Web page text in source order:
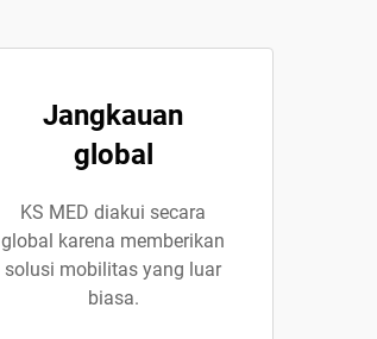
Jangkauan
global
KS MED diakui secara
global karena memberikan
solusi mobilitas yang luar
biasa.